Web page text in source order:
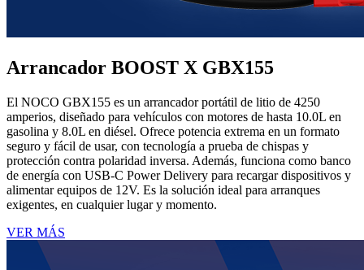
Arrancador BOOST X GBX155
El NOCO GBX155 es un arrancador portátil de litio de 4250
amperios, diseñado para vehículos con motores de hasta 10.0L en
gasolina y 8.0L en diésel. Ofrece potencia extrema en un formato
seguro y fácil de usar, con tecnología a prueba de chispas y
protección contra polaridad inversa. Además, funciona como banco
de energía con USB-C Power Delivery para recargar dispositivos y
alimentar equipos de 12V. Es la solución ideal para arranques
exigentes, en cualquier lugar y momento.
VER MÁS